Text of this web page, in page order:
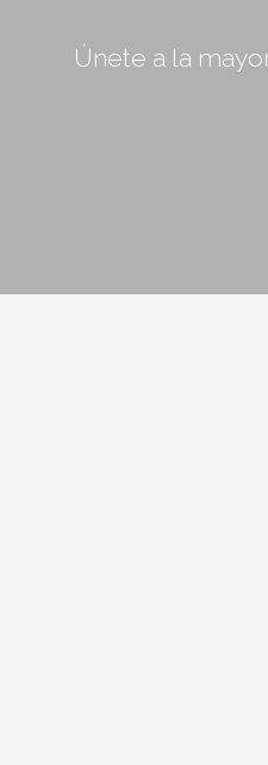
Únete a la